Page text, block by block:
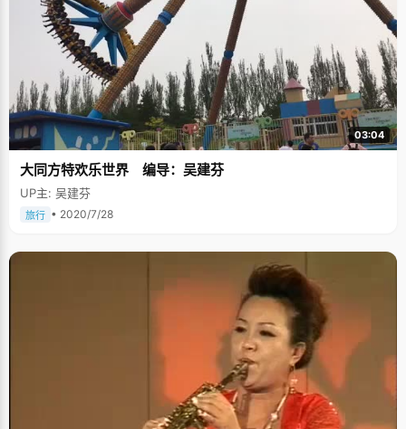
03:04
大同方特欢乐世界 编导：吴建芬
UP主: 吴建芬
旅行 • 2020/7/28